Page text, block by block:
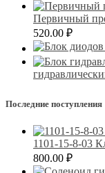
Первичный
520.00 ₽
Последние поступления
1101-15-8-03
800.00 ₽